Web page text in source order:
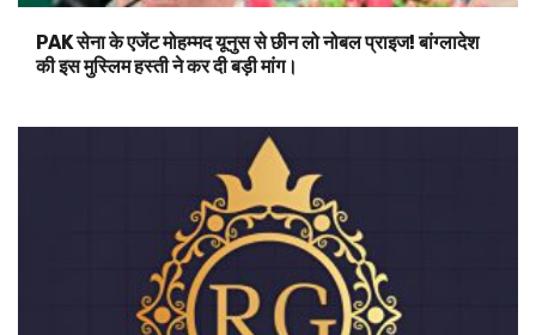
PAK सेना के एजेंट मोहम्मद यूनुस से छीन लो नोबल प्राइज! बांग्लादेश
की इस मुस्लिम हस्ती ने कर दी बड़ी मांग।